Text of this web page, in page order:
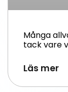
Många
tack vare
Läs mer